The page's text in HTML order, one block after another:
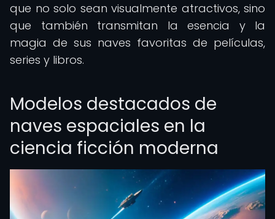
que no solo sean visualmente atractivos, sino
que también transmitan la esencia y la
magia de sus naves favoritas de películas,
series y libros.
Modelos destacados de
naves espaciales en la
ciencia ficción moderna